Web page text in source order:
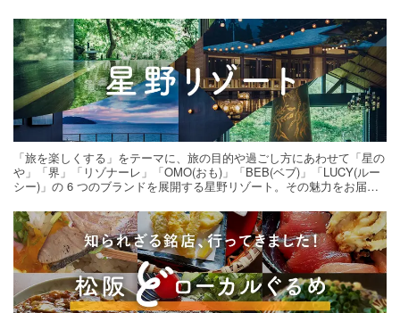
「旅を楽しくする」をテーマに、旅の目的や過ごし方にあわせて「星の
や」「界」「リゾナーレ」「OMO(おも)」「BEB(ベブ)」「LUCY(ルー
シー)」の 6 つのブランドを展開する星野リゾート。その魅力をお届け